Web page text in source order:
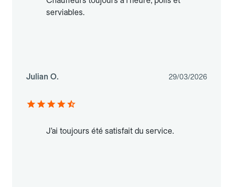
serviables.
Julian O. 29/03/2026
J’ai toujours été satisfait du service.